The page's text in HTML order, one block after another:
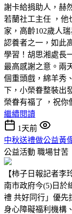
謝卡給捐助人，赫
若蘭社工主任 ，他
家，高齡102歲人
認養者之一，如此
學習！胡思湘處長
最高感謝之意。兩
個重頭戲，綿羊秀
下，小榮眷整裝出
榮眷有福了 ，祝你
繼續閱讀
1天前
中秋送禮做公益黃
公益活動 職場甘苦
【柿子日報記者李
南市政府今(5)日於
禮 共好同行」優先
身心障礙福利機構